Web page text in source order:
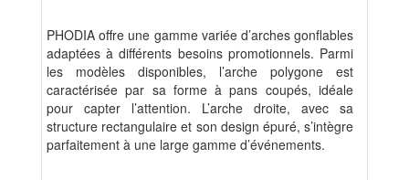
PHODIA offre une gamme variée d’arches gonflables
adaptées à différents besoins promotionnels. Parmi
les modèles disponibles, l’arche polygone est
caractérisée par sa forme à pans coupés, idéale
pour capter l’attention. L’arche droite, avec sa
structure rectangulaire et son design épuré, s’intègre
parfaitement à une large gamme d’événements.